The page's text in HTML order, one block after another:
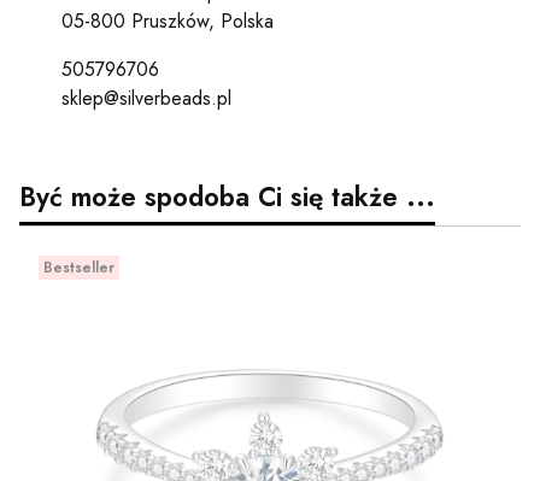
05-800 Pruszków, Polska
505796706
sklep@silverbeads.pl
Być może spodoba Ci się także ...
Bestseller